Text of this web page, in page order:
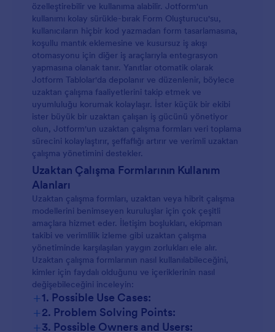
özelleştirebilir ve kullanıma alabilir. Jotform'un
kullanımı kolay sürükle-bırak Form Oluşturucu'su,
kullanıcıların hiçbir kod yazmadan form tasarlamasına,
koşullu mantık eklemesine ve kusursuz iş akışı
otomasyonu için diğer iş araçlarıyla entegrasyon
yapmasına olanak tanır. Yanıtlar otomatik olarak
Jotform Tablolar'da depolanır ve düzenlenir, böylece
uzaktan çalışma faaliyetlerini takip etmek ve
uyumluluğu korumak kolaylaşır. İster küçük bir ekibi
ister büyük bir uzaktan çalışan iş gücünü yönetiyor
olun, Jotform'un uzaktan çalışma formları veri toplama
sürecini kolaylaştırır, şeffaflığı artırır ve verimli uzaktan
çalışma yönetimini destekler.
Uzaktan Çalışma Formlarının Kullanım
Alanları
Uzaktan çalışma formları, uzaktan veya hibrit çalışma
modellerini benimseyen kuruluşlar için çok çeşitli
amaçlara hizmet eder. İletişim boşlukları, ekipman
takibi ve verimlilik izleme gibi uzaktan çalışma
yönetiminde karşılaşılan yaygın zorlukları ele alır.
Uzaktan çalışma formlarının nasıl kullanılabileceğini,
kimler için faydalı olduğunu ve içeriklerinin nasıl
değişebileceğini inceleyin:
+1. Possible Use Cases:
+2. Problem Solving Points:
+3. Possible Owners and Users: